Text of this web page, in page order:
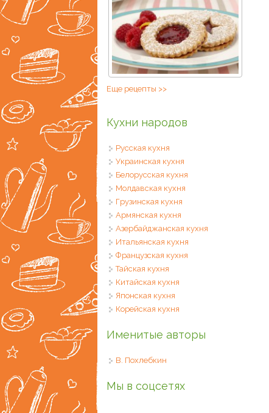
Еще рецепты >>
Кухни народов
Русская кухня
Украинская кухня
Белорусская кухня
Молдавская кухня
Грузинская кухня
Армянская кухня
Азербайджанская кухня
Итальянская кухня
Французская кухня
Тайская кухня
Китайская кухня
Японская кухня
Корейская кухня
Именитые авторы
В. Похлебкин
Мы в соцсетях